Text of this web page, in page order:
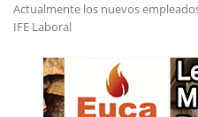
Actualmente los nuevos
IFE Laboral